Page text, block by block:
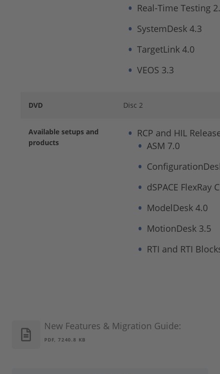
Real-Time Testing
SystemDesk 4.3
TargetLink 4.0
VEOS 3.3
DVD Disc 2
Available setups and
products
RCP and HIL
ASM 7.0
dSPACE FlexRay
ModelDesk 4.0
MotionDesk 3.5
RTI and RTI
New Features & Migration Guide:
PDF, 7240.8 KB